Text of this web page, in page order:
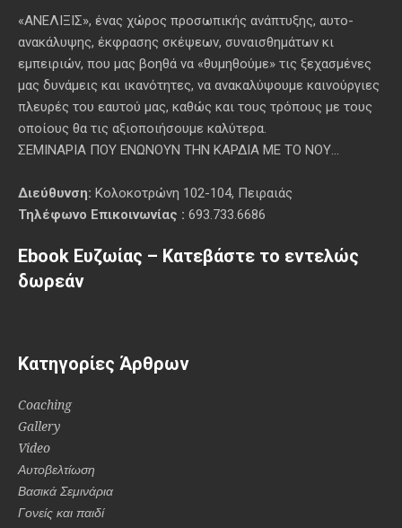
«ΑΝΕΛΙΞΙΣ», ένας χώρος προσωπικής ανάπτυξης, αυτo-
ανακάλυψης, έκφρασης σκέψεων, συναισθημάτων κι
εμπειριών, που μας βοηθά να «θυμηθούμε» τις ξεχασμένες
μας δυνάμεις και ικανότητες, να ανακαλύψουμε καινούργιες
πλευρές του εαυτού μας, καθώς και τους τρόπους με τους
οποίους θα τις αξιοποιήσουμε καλύτερα.
ΣΕΜΙΝΑΡΙΑ ΠΟΥ ΕΝΩΝΟΥΝ ΤΗΝ ΚΑΡΔΙΑ ΜΕ ΤΟ ΝΟΥ...
Διεύθυνση:Κολοκοτρώνη 102-104, Πειραιάς
Τηλέφωνο Επικοινωνίας : 693.733.6686
Ebook Ευζωίας – Κατεβάστε το εντελώς
δωρεάν
Κατηγορίες Άρθρων
Coaching
Gallery
Video
Αυτοβελτίωση
Βασικά Σεμινάρια
Γονείς και παιδί